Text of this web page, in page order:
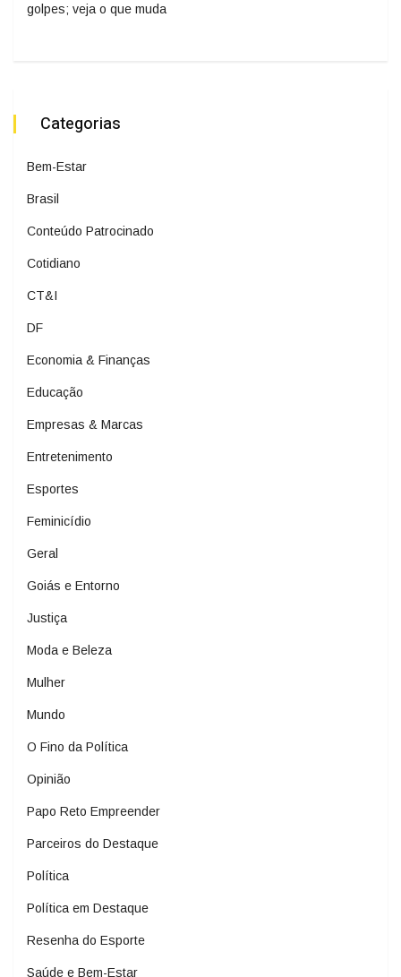
golpes; veja o que muda
Categorias
Bem-Estar
Brasil
Conteúdo Patrocinado
Cotidiano
CT&I
DF
Economia & Finanças
Educação
Empresas & Marcas
Entretenimento
Esportes
Feminicídio
Geral
Goiás e Entorno
Justiça
Moda e Beleza
Mulher
Mundo
O Fino da Política
Opinião
Papo Reto Empreender
Parceiros do Destaque
Política
Política em Destaque
Resenha do Esporte
Saúde e Bem-Estar